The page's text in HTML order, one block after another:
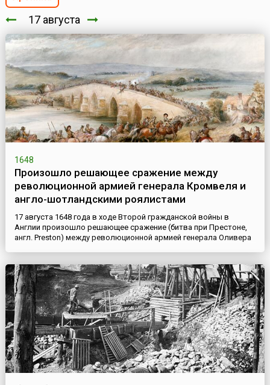
17 августа
1648
Произошло решающее сражение между
революционной армией генерала Кромвеля и
англо-шотландскими роялистами
17 августа 1648 года в ходе Второй гражданской войны в
Англии произошло решающее сражение (битва при Престоне,
англ. Preston) между революционной армией генерала Оливера
парламентской армии атаковал корпус Лангдейла. Несмотря на
упорное сопротивление, роялисты были смяты и бежали в П...